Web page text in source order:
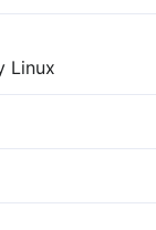
Linux